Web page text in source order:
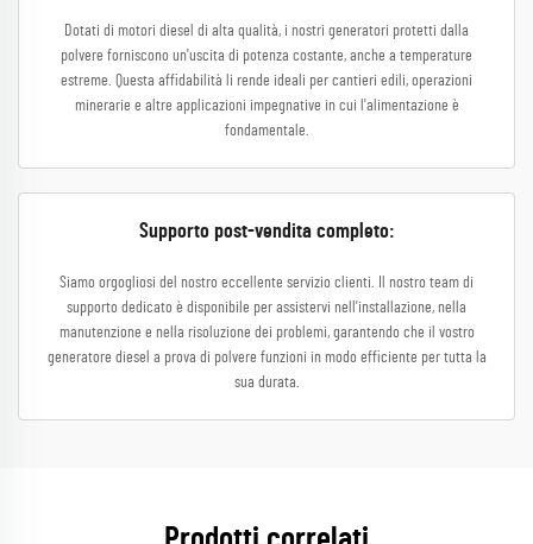
Dotati di motori diesel di alta qualità, i nostri generatori protetti dalla
polvere forniscono un'uscita di potenza costante, anche a temperature
estreme. Questa affidabilità li rende ideali per cantieri edili, operazioni
minerarie e altre applicazioni impegnative in cui l'alimentazione è
fondamentale.
Supporto post-vendita completo:
Siamo orgogliosi del nostro eccellente servizio clienti. Il nostro team di
supporto dedicato è disponibile per assistervi nell'installazione, nella
manutenzione e nella risoluzione dei problemi, garantendo che il vostro
generatore diesel a prova di polvere funzioni in modo efficiente per tutta la
sua durata.